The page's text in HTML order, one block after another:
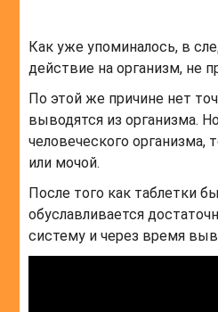
Как уже упоминалось, в
действие на организм, не
По этой же причине нет
выводятся из организма.
человеческого организма,
или мочой.
После того как таблетки
обуславливается
систему и через время